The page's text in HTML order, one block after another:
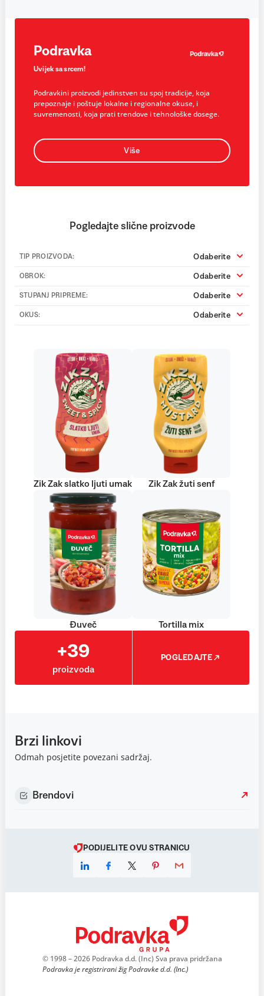
Podravka
Uvijek sa srcem!
Podravkini proizvodi jedinstven su spoj tradicije, koja
prepoznaje i poštuje lokalne i regionalne okuse, i
suvremenosti, koja prati trendove i tehnološke dosege.
Više
Pogledajte slične proizvode
TIP PROIZVODA: Odaberite
OBROK: Odaberite
STUPANJ PRIPREME: Odaberite
OKUS: Odaberite
Zik Zak slatko ljuti umak Zik Zak žuti senf
Đuveč Tortilla mix
+39
proizvoda
POGLEDAJTE
Brzi linkovi
Odmah posjetite povezani sadržaj.
Brendovi
PODIJELITE OVU STRANICU
© 1998 – 2026 Podravka d.d. (Inc) Sva prava pridržana
Podravka je registrirani žig Podravke d.d. (Inc.)